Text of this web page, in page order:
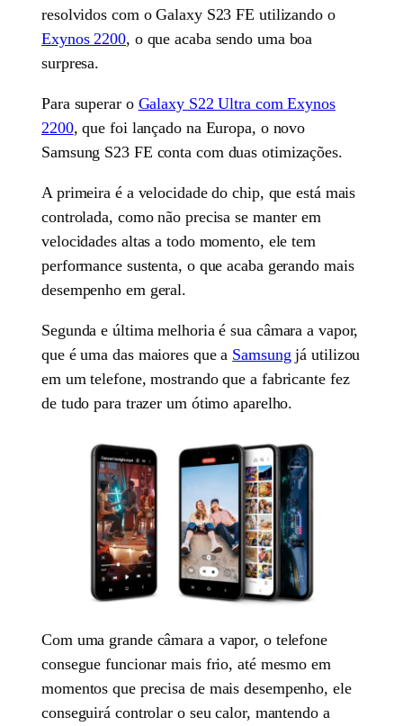
resolvidos com o Galaxy S23 FE utilizando o
Exynos 2200, o que acaba sendo uma boa
surpresa.
Para superar o Galaxy S22 Ultra com Exynos
2200, que foi lançado na Europa, o novo
Samsung S23 FE conta com duas otimizações.
A primeira é a velocidade do chip, que está mais
controlada, como não precisa se manter em
velocidades altas a todo momento, ele tem
performance sustenta, o que acaba gerando mais
desempenho em geral.
Segunda e última melhoria é sua câmara a vapor,
que é uma das maiores que a Samsung já utilizou
em um telefone, mostrando que a fabricante fez
de tudo para trazer um ótimo aparelho.
Com uma grande câmara a vapor, o telefone
consegue funcionar mais frio, até mesmo em
momentos que precisa de mais desempenho, ele
conseguirá controlar o seu calor, mantendo a